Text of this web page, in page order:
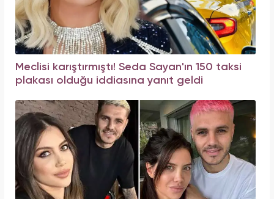
Meclisi karıştırmıştı! Seda Sayan'ın 150 taksi
plakası olduğu iddiasına yanıt geldi